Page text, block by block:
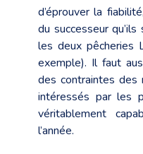
d’éprouver la
du successeur
les deux pêcheries
exemple). Il faut
des contraintes des
intéressés par les
véritablement
l’année.